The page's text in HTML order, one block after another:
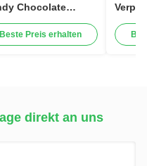
Chocolate
Beste Preis erhalten
direkt an uns